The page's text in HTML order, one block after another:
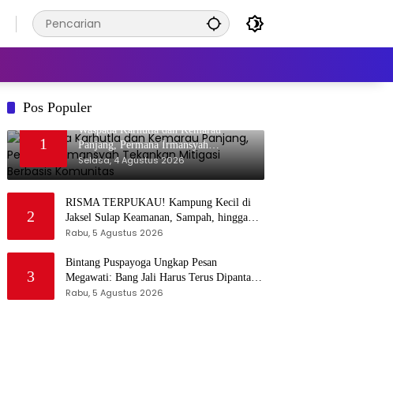
Pos Populer
1
Waspada Karhutla dan Kemarau
Panjang, Permana Irmansyah
Tekankan Mitigasi Berbasis Komunitas
Selasa, 4 Agustus 2026
2
RISMA TERPUKAU! Kampung Kecil di
Jaksel Sulap Keamanan, Sampah, hingga
Ketahanan Pangan Jadi Satu Sistem
Rabu, 5 Agustus 2026
3
Bintang Puspayoga Ungkap Pesan
Megawati: Bang Jali Harus Terus Dipantau
dan Dikembangkan
Rabu, 5 Agustus 2026